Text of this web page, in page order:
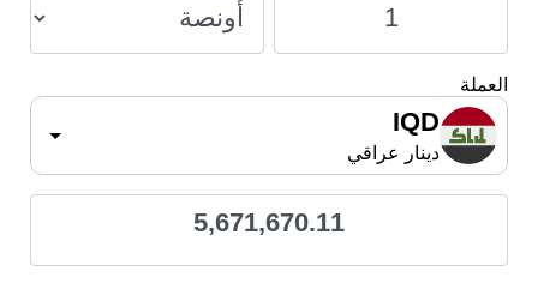
العملة
IQD
دينار عراقي
5,671,670.11